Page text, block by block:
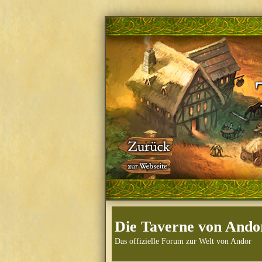
Die Taverne von
Das offizielle Forum zur Welt von Andor